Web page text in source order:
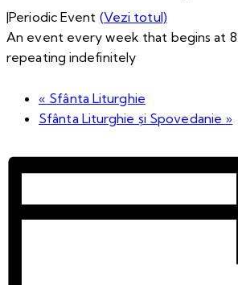
|Periodic Event (Vezi totul)
An event every week that begins at
repeating indefinitely
« Sfânta Liturghie
Sfânta Liturghie și Spovedanie »